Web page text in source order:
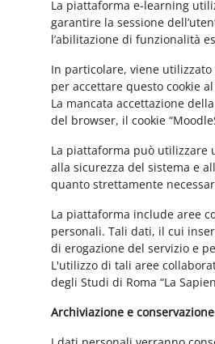
La piattaforma e-learning
garantire la sessione
l’abilitazione di funzionalità
In particolare, viene utilizzato
per accettare questo cookie
La mancata accettazione
del browser, il cookie
La piattaforma può utilizzare
alla sicurezza del sistema e
quanto strettamente
La piattaforma include aree
personali. Tali dati, il cui
di erogazione del servizio e
L'utilizzo di tali aree
degli Studi di Roma “La
Archiviazione e conservazione